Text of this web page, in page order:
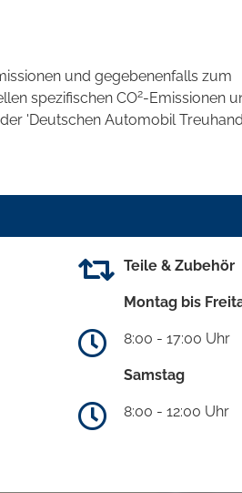
und gegebenenfalls zum
spezifischen CO2-Emissionen
'Deutschen Automobil
Teile & Zubehör
Montag bis
8:00 - 17:00 Uhr
Samstag
8:00 - 12:00 Uhr